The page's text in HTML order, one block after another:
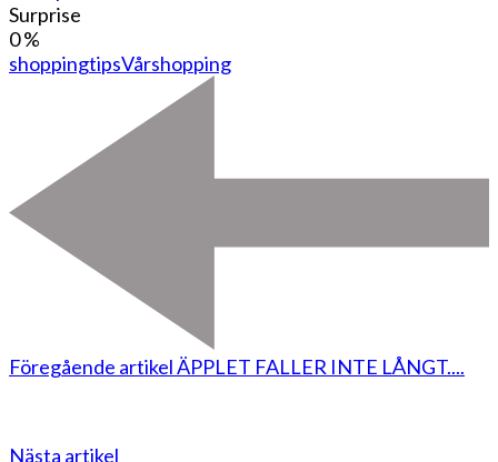
Surprise
0%
shoppingtipsVårshopping
Föregående artikelÄPPLET FALLER INTE LÅNGT....
Nästa artikel